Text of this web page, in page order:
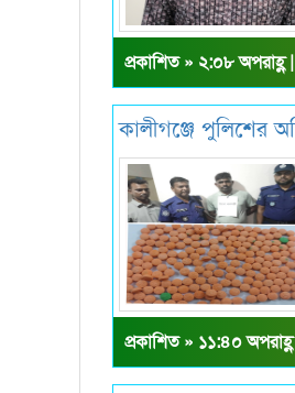
প্রকাশিত » ২:০৮
কালীগঞ্জে পুলিশের
প্রকাশিত » ১১:৪০